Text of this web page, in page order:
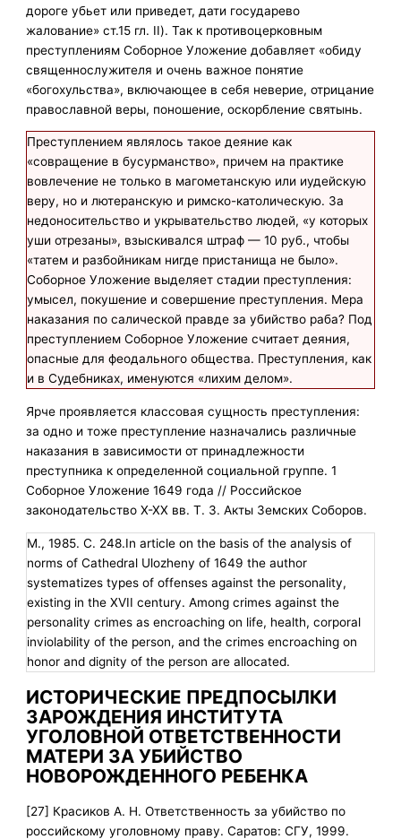
дороге убьет или приведет, дати государево
жалование» ст.15 гл. II). Так к противоцерковным
преступлениям Соборное Уложение добавляет «обиду
священнослужителя и очень важное понятие
«богохульства», включающее в себя неверие, отрицание
православной веры, поношение, оскорбление святынь.
Преступлением являлось такое деяние как
«совращение в бусурманство», причем на практике
вовлечение не только в магометанскую или иудейскую
веру, но и лютеранскую и римско-католическую. За
недоносительство и укрывательство людей, «у которых
уши отрезаны», взыскивался штраф — 10 руб., чтобы
«татем и разбойникам нигде пристанища не было».
Соборное Уложение выделяет стадии преступления:
умысел, покушение и совершение преступления. Мера
наказания по салической правде за убийство раба? Под
преступлением Соборное Уложение считает деяния,
опасные для феодального общества. Преступления, как
и в Судебниках, именуются «лихим делом».
Ярче проявляется классовая сущность преступления:
за одно и тоже преступление назначались различные
наказания в зависимости от принадлежности
преступника к определенной социальной группе. 1
Соборное Уложение 1649 года // Российское
законодательство Х-ХХ вв. Т. 3. Акты Земских Соборов.
М., 1985. С. 248.In article on the basis of the analysis of
norms of Cathedral Ulozheny of 1649 the author
systematizes types of offenses against the personality,
existing in the XVII century. Among crimes against the
personality crimes as encroaching on life, health, corporal
inviolability of the person, and the crimes encroaching on
honor and dignity of the person are allocated.
ИСТОРИЧЕСКИЕ ПРЕДПОСЫЛКИ
ЗАРОЖДЕНИЯ ИНСТИТУТА
УГОЛОВНОЙ ОТВЕТСТВЕННОСТИ
МАТЕРИ ЗА УБИЙСТВО
НОВОРОЖДЕННОГО РЕБЕНКА
[27] Красиков А. Н. Ответственность за убийство по
российскому уголовному праву. Саратов: СГУ, 1999.